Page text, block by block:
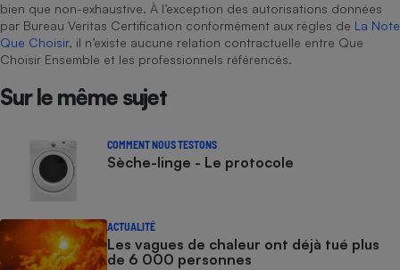
bien que non-exhaustive. À l’exception des autorisations données
par Bureau Veritas Certification conformément aux règles de La Note
Que Choisir, il n’existe aucune relation contractuelle entre Que
Choisir Ensemble et les professionnels référencés.
Sur le même sujet
COMMENT NOUS TESTONS
Sèche-linge - Le protocole
ACTUALITÉ
Les vagues de chaleur ont déjà tué plus
de 6 000 personnes